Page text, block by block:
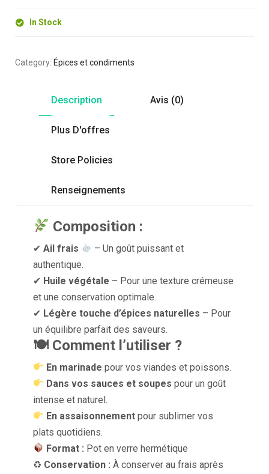
In Stock
Category: Épices et condiments
Description Avis (0)
Plus D'offres
Store Policies
Renseignements
Composition :
✔ Ail frais
– Un goût puissant et
authentique.
✔ Huile végétale – Pour une texture crémeuse
et une conservation optimale.
✔ Légère touche d’épices naturelles – Pour
un équilibre parfait des saveurs.
🍽 Comment l’utiliser ?
En marinade pour vos viandes et poissons.
Dans vos sauces et soupes pour un goût
intense et naturel.
En assaisonnement pour sublimer vos
plats quotidiens.
Format : Pot en verre hermétique
♻ Conservation : À conserver au frais après